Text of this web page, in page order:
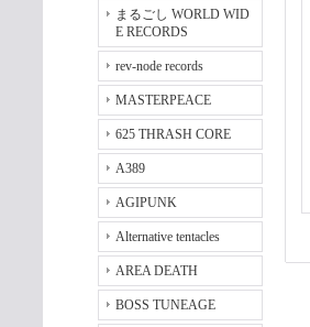
まるごし WORLD WID
E RECORDS
rev-node records
MASTERPEACE
625 THRASH CORE
A389
AGIPUNK
Alternative tentacles
AREA DEATH
BOSS TUNEAGE